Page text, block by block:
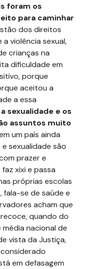
foram os
para caminhar
dos direitos
violência sexual,
crianças na
dificuldade em
porque
aceitou a
a essa
sexualidade e os
assuntos muito
um país ainda
sexualidade são
prazer e
xixi e passa
próprias escolas
fala-se de saúde e
acham que
quando do
nacional de
vista da Justiça,
em defasagem